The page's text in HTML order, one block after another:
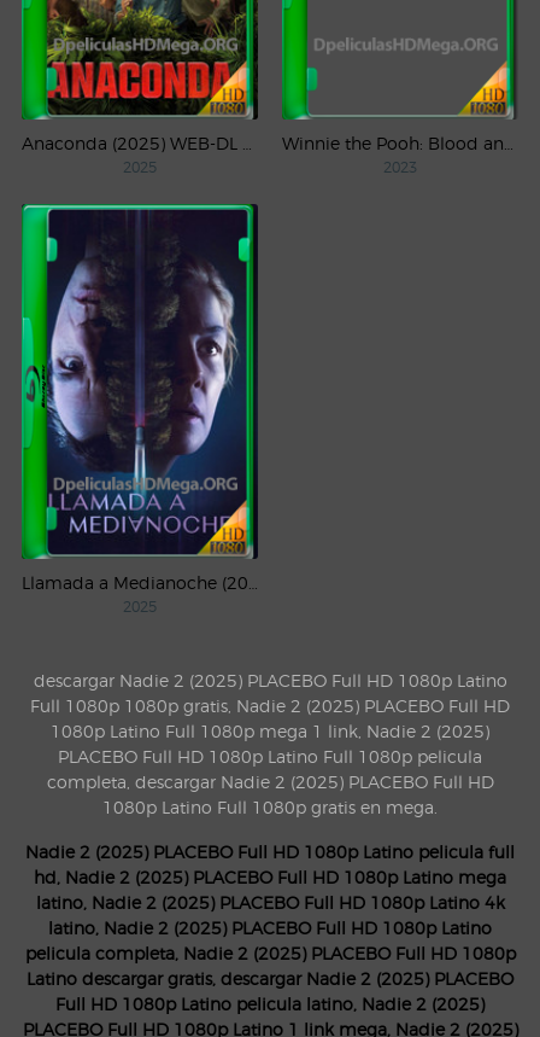
2025 2023
2025
descargar Nadie 2 (2025) PLACEBO Full HD 1080p Latino
Full 1080p 1080p gratis, Nadie 2 (2025) PLACEBO Full HD
1080p Latino Full 1080p mega 1 link, Nadie 2 (2025)
PLACEBO Full HD 1080p Latino Full 1080p pelicula
completa, descargar Nadie 2 (2025) PLACEBO Full HD
1080p Latino Full 1080p gratis en mega.
Nadie 2 (2025) PLACEBO Full HD 1080p Latino pelicula full
hd, Nadie 2 (2025) PLACEBO Full HD 1080p Latino mega
latino, Nadie 2 (2025) PLACEBO Full HD 1080p Latino 4k
latino, Nadie 2 (2025) PLACEBO Full HD 1080p Latino
pelicula completa, Nadie 2 (2025) PLACEBO Full HD 1080p
Latino descargar gratis, descargar Nadie 2 (2025) PLACEBO
Full HD 1080p Latino pelicula latino, Nadie 2 (2025)
PLACEBO Full HD 1080p Latino 1 link mega, Nadie 2 (2025)